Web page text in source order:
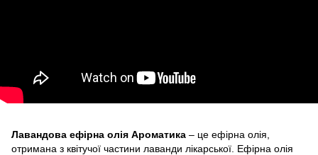
Лавандова ефірна олія Ароматика – це ефірна олія,
отримана з квітучої частини лаванди лікарської. Ефірна олія